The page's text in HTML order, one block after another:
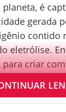
é
gerada
contido
eletrólise.
para criar